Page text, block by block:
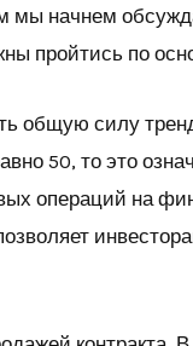
мы начнем
пройтись по
общую силу
50, то это
операций на